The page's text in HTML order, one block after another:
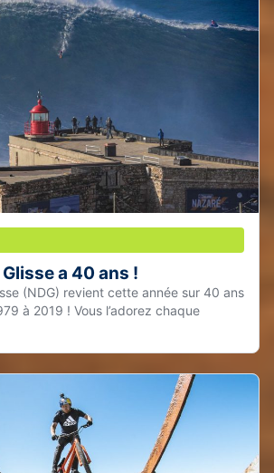
a 40 ans !
(NDG) revient cette année sur 40 ans
à 2019 ! Vous l’adorez chaque